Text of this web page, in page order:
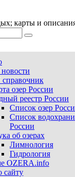
карты и
озер России
реестр России
Список озер
Список
России
об озерах
Лимнология
Гидрология
OZERA.info
сайту